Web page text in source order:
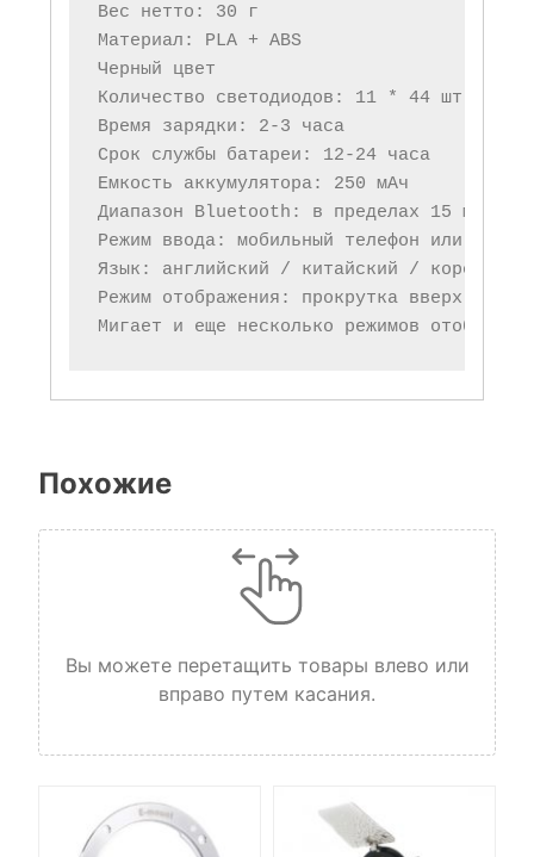
Вес нетто: 30 г
Материал: PLA + ABS
Черный цвет
Количество светодиодов: 11 * 44 шт.
Время зарядки: 2-3 часа
Срок службы батареи: 12-24 часа
Емкость аккумулятора: 250 мАч
Диапазон Bluetooth: в пределах 15 метров
Режим ввода: мобильный телефон или
Язык: английский / китайский /
Режим отображения: прокрутка вверх и
Мигает и еще несколько режимов
Похожие
Вы можете перетащить товары влево или
вправо путем касания.